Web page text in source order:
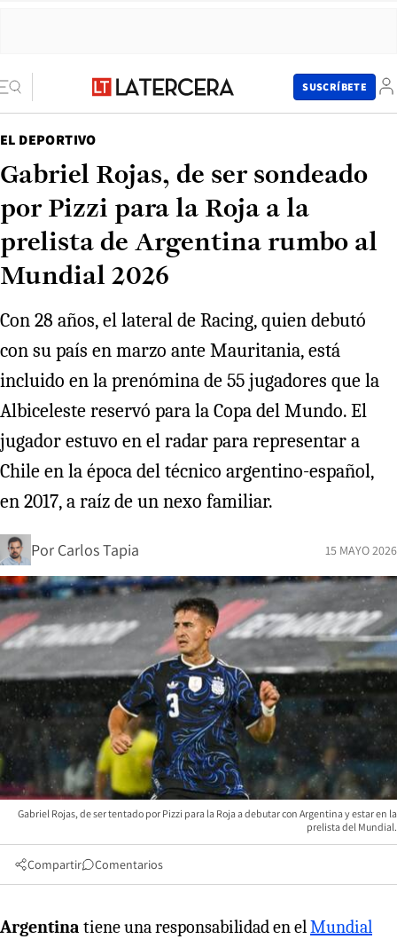
SUSCRÍBETE
EL DEPORTIVO
Gabriel Rojas, de ser sondeado
por Pizzi para la Roja a la
prelista de Argentina rumbo al
Mundial 2026
Con 28 años, el lateral de Racing, quien debutó
con su país en marzo ante Mauritania, está
incluido en la prenómina de 55 jugadores que la
Albiceleste reservó para la Copa del Mundo. El
jugador estuvo en el radar para representar a
Chile en la época del técnico argentino-español,
en 2017, a raíz de un nexo familiar.
Por Carlos Tapia 15 MAYO 2026
Gabriel Rojas, de ser tentado por Pizzi para la Roja a debutar con Argentina y estar en la
prelista del Mundial.
Compartir Comentarios
Argentina tiene una responsabilidad en elMundial